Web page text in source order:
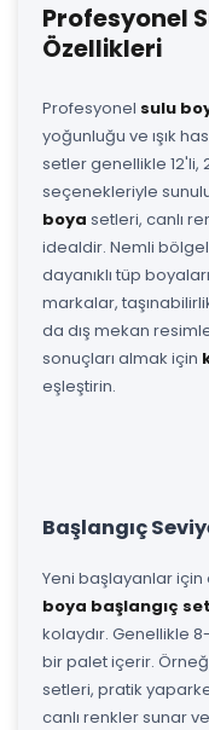
Profesyonel
Özellikleri
Profesyonel sulu
yoğunluğu ve ışık
setler genellikle
seçenekleriyle
boya setleri, canlı
idealdir. Nemli
dayanıklı tüp
markalar,
da dış mekan
sonuçları almak için
eşleştirin.
Başlangıç
Yeni başlayanlar için
boya başlangıç
kolaydır. Genellikle
bir palet içerir.
setleri, pratik
canlı renkler sunar